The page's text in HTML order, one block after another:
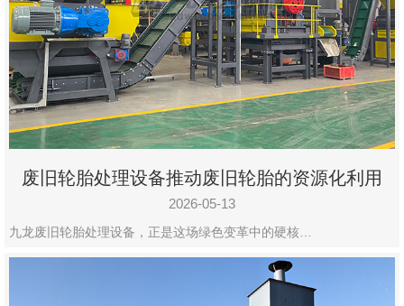
废旧轮胎处理设备推动废旧轮胎的资源化利用
2026-05-13
九龙废旧轮胎处理设备，正是这场绿色变革中的硬核…